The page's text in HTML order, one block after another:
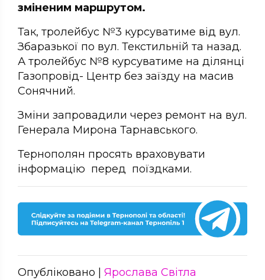
зміненим маршрутом.
Так, тролейбус №3 курсуватиме від вул.
Збаразької по вул. Текстильній та назад.
А тролейбус №8 курсуватиме на ділянці
Газопровід- Центр без заїзду на масив
Сонячний.
Зміни запровадили через ремонт на вул.
Генерала Мирона Тарнавського.
Тернополян просять враховувати
інформацію перед поїздками.
Опубліковано | Ярослава Світла